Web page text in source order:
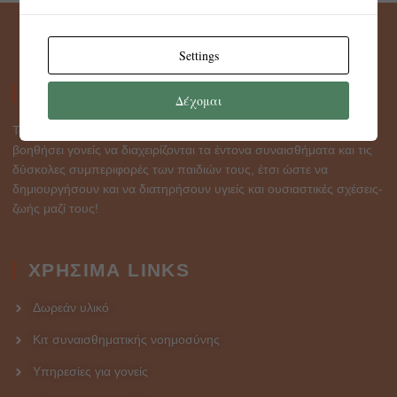
To Intelligent heart parenting είναι μια σελίδα που σκοπό έχει να
βοηθήσει γονείς να διαχειρίζονται τα έντονα συναισθήματα και τις
δύσκολες συμπεριφορές των παιδιών τους, έτσι ώστε να
δημιουργήσουν και να διατηρήσουν υγιείς και ουσιαστικές σχέσεις-
ζωής μαζί τους!
ΧΡΗΣΙΜΑ LINKS
Δωρεάν υλικό
Κιτ συναισθηματικής νοημοσύνης
Υπηρεσίες για γονείς
Settings
Δέχομαι